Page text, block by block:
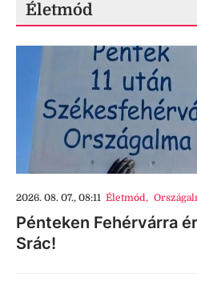
Életmód
2026. 08. 07., 08:11 Életmód,
Pénteken Fehérvárra
Srác!